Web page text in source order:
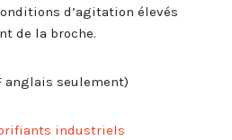
d’agitation élevés
de la broche.
anglais seulement)
industriels